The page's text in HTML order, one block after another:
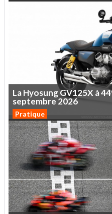
LaHyosungGV125X à
septembre 2026
Pratique